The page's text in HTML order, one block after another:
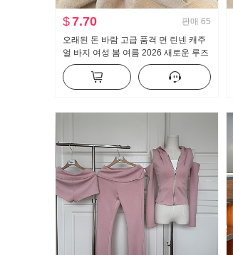
$7.70 판매 65
오래된 돈 바람 고급 품격 면 린넨 캐주
얼 바지 여성 봄 여름 2026 새로운 루즈
핏 슬림해 보이는 얇고 가벼운 스트레이
트 팬츠